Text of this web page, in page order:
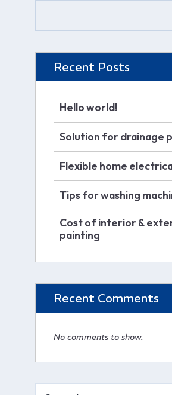
Recent Posts
Hello world!
Solution for drainage
Flexible home
Tips for washing
Cost of interior &
painting
Recent Comments
No comments to show.